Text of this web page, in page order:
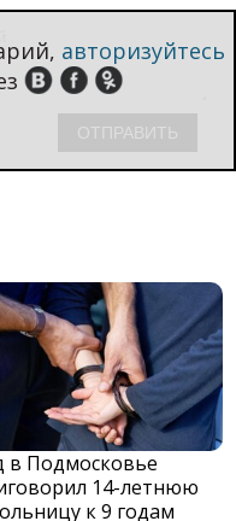
авторизуйтесь
в Подмосковье
14-летнюю
к 9 годам